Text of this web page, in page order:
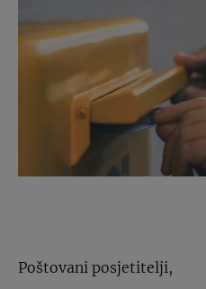
Poštovani posjetitelji,